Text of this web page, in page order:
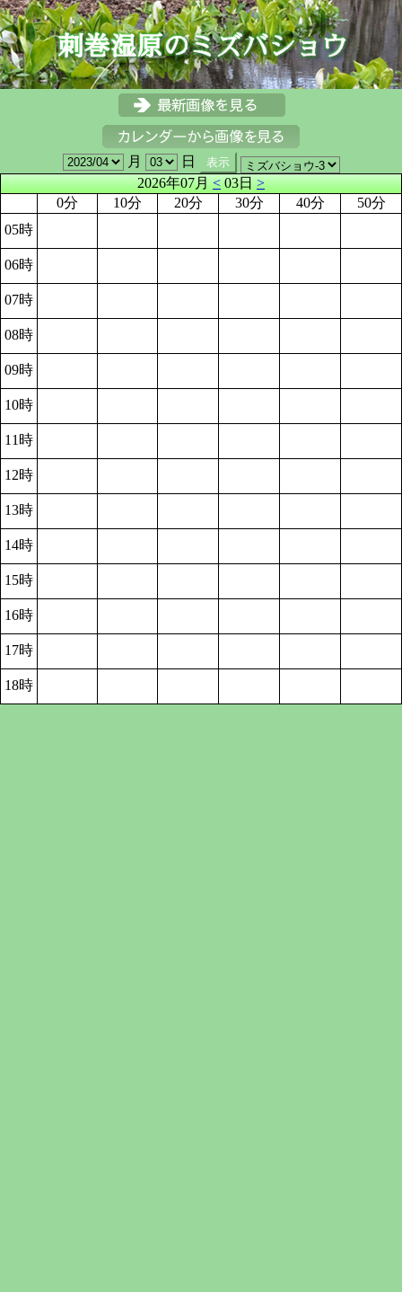
月
日
2026年07月<03日>
0分
10分 20分 30分 40分
50分
05時
06時
07時
08時
09時
10時
11時
12時
13時
14時
15時
16時
17時
18時